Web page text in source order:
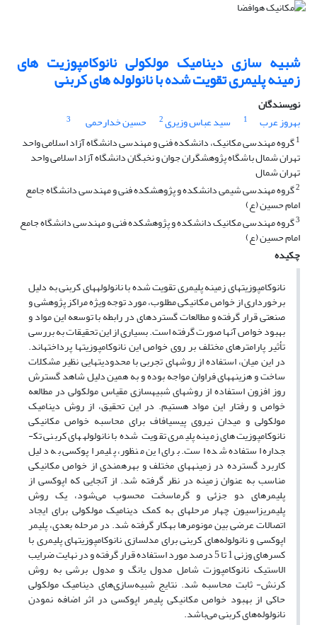
شبیه سازی دینامیک مولکولی نانوکامپوزیت های
زمینه پلیمری تقویت شده با نانولوله های کربنی
نویسندگان
بهروز عرب
1 سید عباس وزیری2 حسین خدارحمی
3
1گروه مهندسی مکانیک، دانشکده فنی و مهندسی دانشگاه آزاد اسلامی واحد
تهران شمال باشگاه پژوهشگران جوان و نخبگان دانشگاه آزاد اسلامی واحد
تهران شمال
2گروه مهندسی شیمی دانشکده و پژوهشکده فنی و مهندسی دانشگاه جامع
امام حسین (ع)
3گروه مهندسی مکانیک دانشکده و پژوهشکده فنی و مهندسی دانشگاه جامع
امام حسین (ع)
چکیده
نانوکامپوزیت­های زمینه پلیمری تقویت شده با نانولوله­های کربنی به دلیل
برخورداری از خواص مکانیکی مطلوب، مورد توجه ویژه مراکز پژوهشی و
صنعتی قرار گرفته­ و مطالعات گسترده­ای در رابطه با توسعه این مواد و
بهبود خواص آن­ها صورت گرفته است. بسیاری از این تحقیقات به بررسی
تأثیر پارامترهای مختلف بر روی خواص این نانوکامپوزیت­ها پرداخته­اند.
در این میان، استفاده از روش­های تجربی با محدودیت­­هایی نظیر مشکلات
ساخت و هزینه­های فراوان مواجه بوده و به همین دلیل شاهد گسترش
روز افزون استفاده از روش­های شبیه­سازی مقیاس مولکولی در مطالعه
خواص و رفتار این مواد هستیم. در این تحقیق، از روش دینامیک
مولکولی و میدان نیروی پی­‍‍‍­سی­اف­اف برای محاسبه خواص مکانیکی
نانوکامپوزیت‌های زمینه پلیمری تقویت شده با نانولوله‍های کربنی‌ تک­
جداره استفاده شده است. برای این منظور، پلیمر اپوکسی به دلیل
کاربرد گسترده در زمینه­های مختلف و بهره­مندی از خواص مکانیکی
مناسب به عنوان زمینه‌ در نظر گرفته شد. از آنجایی که اپوکسی از
پلیمرهای دو جزئی و گرماسخت محسوب می‌شود، یک روش
پلیمریزاسیون چهار مرحله­ای به کمک دینامیک مولکولی برای ایجاد
اتصالات عرضی بین مونومرها به­کار گرفته شد. در مرحله بعدی، پلیمر
اپوکسی و نانولوله‌های کربنی برای مدل­سازی نانوکامپوزیت­های پلیمری با
کسرهای وزنی 1 تا 5 درصد مورد استفاده قرار گرفته و در نهایت ضرایب
الاستیک نانوکامپوزت­ شامل مدول یانگ و مدول برشی به روش
کرنش- ثابت محاسبه شد. نتایج شبیه‌سازی‌های دینامیک مولکولی
حاکی از بهبود خواص مکانیکی پلیمر اپوکسی در اثر اضافه نمودن
نانولوله‌های کربنی می‌باشد.